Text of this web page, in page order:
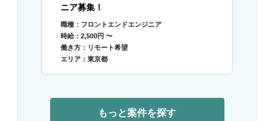
ニア募集！
職種：フロントエンドエンジニア
時給：2,500円 〜
働き方：リモート希望
エリア：東京都
もっと案件を探す